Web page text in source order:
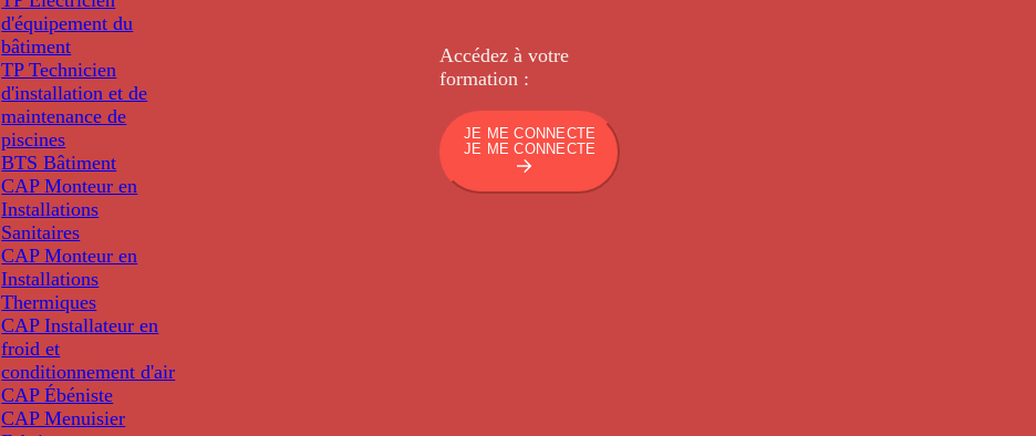
d'équipement du
bâtiment
TP Technicien
d'installation et de
maintenance de
piscines
BTS Bâtiment
CAP Monteur en
Installations
Sanitaires
CAP Monteur en
Installations
Thermiques
CAP Installateur en
froid et
conditionnement d'air
CAP Ébéniste
CAP Menuisier
Accédez à votre
formation :
JE ME CONNECTE
JE ME CONNECTE